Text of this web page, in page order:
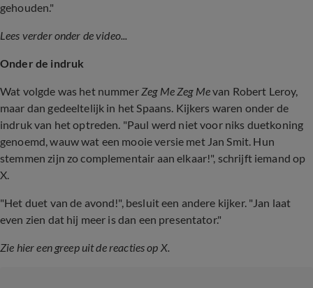
gehouden."
Lees verder onder de video...
Onder de indruk
Wat volgde was het nummer Zeg Me Zeg Mevan Robert Leroy,
maar dan gedeeltelijk in het Spaans. Kijkers waren onder de
indruk van het optreden. "Paul werd niet voor niks duetkoning
genoemd, wauw wat een mooie versie met Jan Smit. Hun
stemmen zijn zo complementair aan elkaar!", schrijft iemand op
X.
"Het duet van de avond!", besluit een andere kijker. "Jan laat
even zien dat hij meer is dan een presentator."
Zie hier een greep uit de reacties op X.